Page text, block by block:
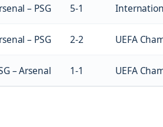
– PSG 5-1
– PSG 2-2 UEFA
– Arsenal 1-1 UEFA